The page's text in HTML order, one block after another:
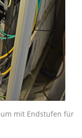
mit Endstufen für